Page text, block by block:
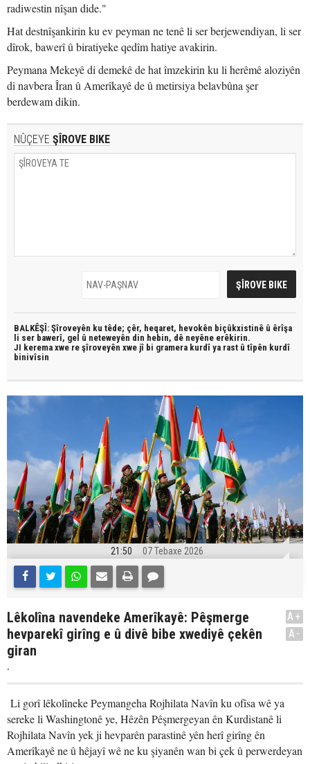
radiwestin nîşan dide."
Hat destnîşankirin ku ev peyman ne tenê li ser berjewendiyan, li ser
dîrok, bawerî û biratiyeke qedîm hatiye avakirin.
Peymana Mekeyê di demekê de hat îmzekirin ku li herêmê aloziyên
di navbera Îran û Amerîkayê de û metirsiya belavbûna şer
berdewam dikin.
NÛÇEYE ŞÎROVE BIKE
BALKÊŞÎ: Şîroveyên ku têde; çêr, heqaret, hevokên biçûkxistinê û êrîşa
li ser bawerî, gel û neteweyên din hebin, dê neyêne erêkirin.
JI kerema xwe re şîroveyên xwe jî bi gramera kurdî ya rast û tîpên kurdî
binivîsin
21:50 07 Tebaxe 2026
Lêkolîna navendeke Amerîkayê: Pêşmerge
hevparekî girîng e û divê bibe xwediyê çekên
giran
.
A+
A-
Li gorî lêkolîneke Peymangeha Rojhilata Navîn ku ofîsa wê ya
sereke li Washingtonê ye, Hêzên Pêşmergeyan ên Kurdistanê li
Rojhilata Navîn yek ji hevparên parastinê yên herî girîng ên
Amerîkayê ne û hêjayî wê ne ku şiyanên wan bi çek û perwerdeyan